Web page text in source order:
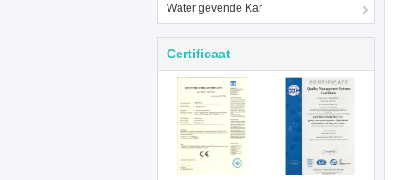
Water gevende Kar
Certificaat